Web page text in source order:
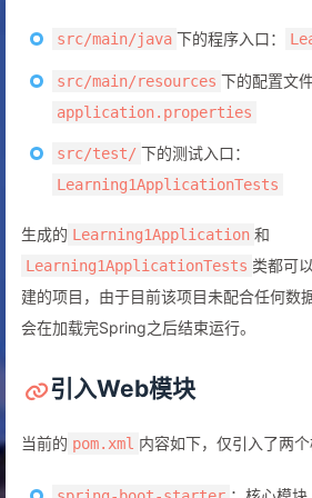
src/main/java 下的程序入口：
src/main/resources 下的配置文件
application.properties
src/test/ 下的测试入口：
Learning1ApplicationTests
生成的 Learning1Application 和
Learning1ApplicationTests 类都可
建的项目，由于目前该项目未配合任何数
会在加载完Spring之后结束运行。
引入Web模块
当前的 pom.xml 内容如下，仅引入了两个